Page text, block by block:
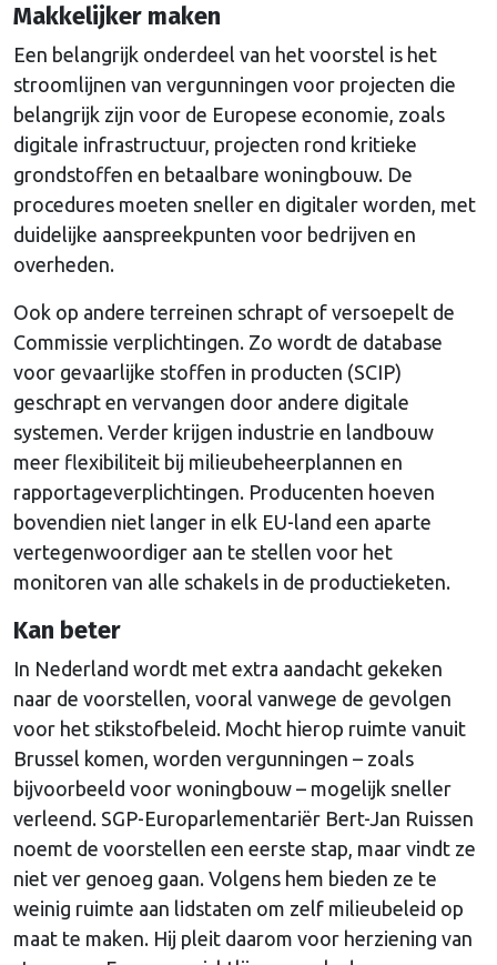
Makkelijker maken
Een belangrijk onderdeel van het voorstel is het
stroomlijnen van vergunningen voor projecten die
belangrijk zijn voor de Europese economie, zoals
digitale infrastructuur, projecten rond kritieke
grondstoffen en betaalbare woningbouw. De
procedures moeten sneller en digitaler worden, met
duidelijke aanspreekpunten voor bedrijven en
overheden.
Ook op andere terreinen schrapt of versoepelt de
Commissie verplichtingen. Zo wordt de database
voor gevaarlijke stoffen in producten (SCIP)
geschrapt en vervangen door andere digitale
systemen. Verder krijgen industrie en landbouw
meer flexibiliteit bij milieubeheerplannen en
rapportageverplichtingen. Producenten hoeven
bovendien niet langer in elk EU-land een aparte
vertegenwoordiger aan te stellen voor het
monitoren van alle schakels in de productieketen.
Kan beter
In Nederland wordt met extra aandacht gekeken
naar de voorstellen, vooral vanwege de gevolgen
voor het stikstofbeleid. Mocht hierop ruimte vanuit
Brussel komen, worden vergunningen – zoals
bijvoorbeeld voor woningbouw – mogelijk sneller
verleend. SGP-Europarlementariër Bert-Jan Ruissen
noemt de voorstellen een eerste stap, maar vindt ze
niet ver genoeg gaan. Volgens hem bieden ze te
weinig ruimte aan lidstaten om zelf milieubeleid op
maat te maken. Hij pleit daarom voor herziening van